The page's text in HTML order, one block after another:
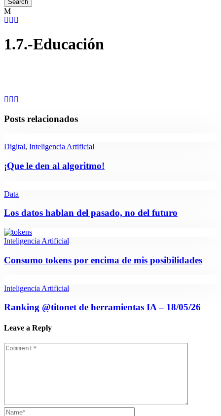
1.7.-Educación
Posts relacionados
Digital, Inteligencia Artificial
¡Que le den al algoritmo!
Data
Los datos hablan del pasado, no del futuro
Inteligencia Artificial
Consumo tokens por encima de mis posibilidades
Inteligencia Artificial
Ranking @titonet de herramientas IA – 18/05/26
Leave a Reply